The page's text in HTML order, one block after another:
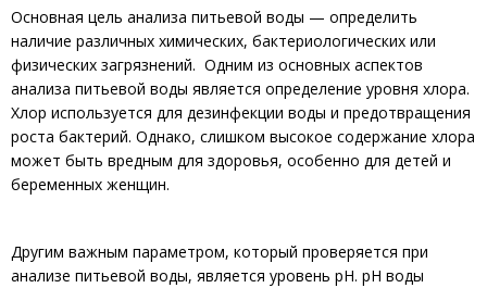
Основная цель анализа питьевой воды — определить
наличие различных химических, бактериологических или
физических загрязнений. Одним из основных аспектов
анализа питьевой воды является определение уровня хлора.
Хлор используется для дезинфекции воды и предотвращения
роста бактерий. Однако, слишком высокое содержание хлора
может быть вредным для здоровья, особенно для детей и
беременных женщин.
Другим важным параметром, который проверяется при
анализе питьевой воды, является уровень pH. pH воды